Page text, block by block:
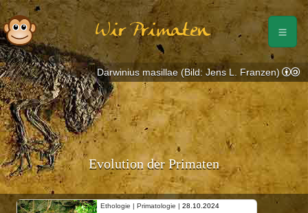
Wir Primaten
Evolution der Primaten
Ethologie | Primatologie | 28.10.2024
Darwinius masillae (Bild: Jens L. Franzen)